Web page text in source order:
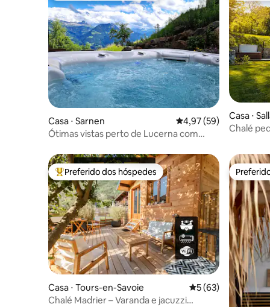
Casa ⋅ Sarnen 4,97 de uma
4,97 (59)
Ótimas vistas perto de Lucerna com
Casa ⋅
Chalé
Entre os melhores preferidos dos hóspedes
Preferido dos hóspedes
Casa ⋅ Tours-en-Savoie 5 de uma
5 (63)
Chalé Madrier – Varanda e jacuzzi